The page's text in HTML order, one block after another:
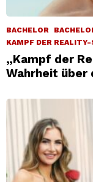
BACHELOR
KAMPF DER REALITY-
„Kampf der
Wahrheit über